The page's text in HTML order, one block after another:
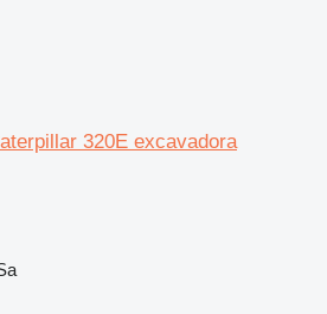
320E excavadora